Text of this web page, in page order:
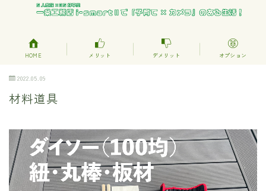
HOME メリット デメリット オプション
2022.05.09
材料道具